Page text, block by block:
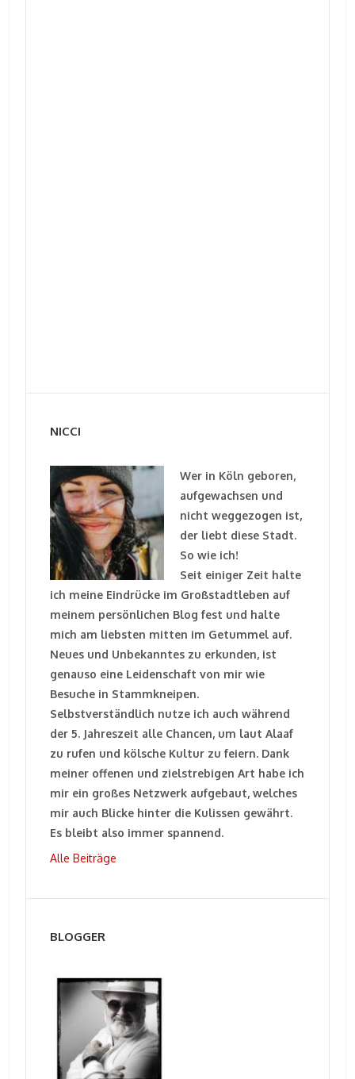
NICCI
Wer in Köln geboren,
aufgewachsen und
nicht weggezogen ist,
der liebt diese Stadt.
So wie ich!
Seit einiger Zeit halte
ich meine Eindrücke im Großstadtleben auf
meinem persönlichen Blog fest und halte
mich am liebsten mitten im Getummel auf.
Neues und Unbekanntes zu erkunden, ist
genauso eine Leidenschaft von mir wie
Besuche in Stammkneipen.
Selbstverständlich nutze ich auch während
der 5. Jahreszeit alle Chancen, um laut Alaaf
zu rufen und kölsche Kultur zu feiern. Dank
meiner offenen und zielstrebigen Art habe ich
mir ein großes Netzwerk aufgebaut, welches
mir auch Blicke hinter die Kulissen gewährt.
Es bleibt also immer spannend.
Alle Beiträge
BLOGGER